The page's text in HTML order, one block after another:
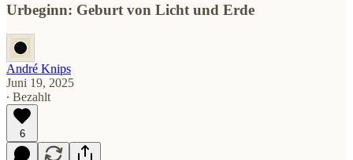
Urbeginn: Geburt von Licht und Erde
André Knips
Juni 19, 2025
∙ Bezahlt
6